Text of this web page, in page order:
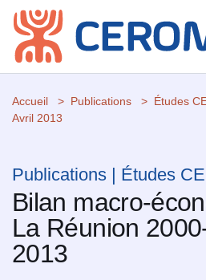
Accueil Publications Études
Avril 2013
Publications | Études
Bilan macro-
La Réunion
2013